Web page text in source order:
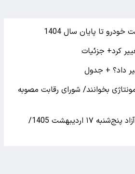
تا پایان سال 1404
کرد+ جزئیات
داد؟ + جدول
بخوانند/ شورای رقابت مصوبه
قیمت خودرو در بازار آزاد پنج‌شنبه ۱۷ اردیبهشت 1405/